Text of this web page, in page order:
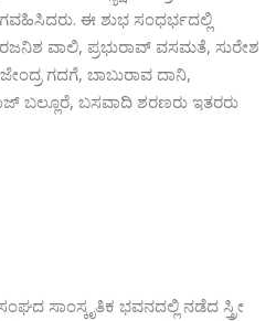
ಈ ಶುಭ ಸಂಧರ್ಭದಲ್ಲಿ
ರಜನಿಶ ವಾಲಿ, ಪ್ರಭುರಾವ್ ವಸಮತೆ, ಸುರೇಶ
ಗದಗೆ, ಬಾಬುರಾವ ದಾನಿ,
ಬಸವಾದಿ ಶರಣರು ಇತರರು
ಸಾಂಸ್ಕೃತಿಕ ಭವನದಲ್ಲಿ ನಡೆದ ಸ್ತ್ರೀ